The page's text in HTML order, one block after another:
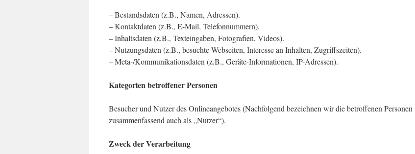
– Bestandsdaten (z.B., Namen, Adressen).
– Kontaktdaten (z.B., E-Mail, Telefonnummern).
– Inhaltsdaten (z.B., Texteingaben, Fotografien, Videos).
– Nutzungsdaten (z.B., besuchte Webseiten, Interesse an Inhalten, Zugriffszeiten).
– Meta-/Kommunikationsdaten (z.B., Geräte-Informationen, IP-Adressen).
Kategorien betroffener Personen
Besucher und Nutzer des Onlineangebotes (Nachfolgend bezeichnen wir die betroffenen Personen
zusammenfassend auch als „Nutzer“).
Zweck der Verarbeitung